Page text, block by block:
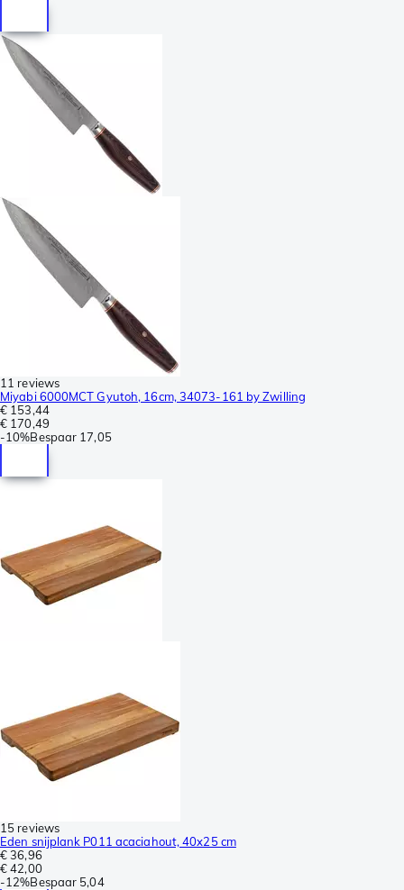
11 reviews
Miyabi 6000MCT Gyutoh, 16cm, 34073-161 by Zwilling
€ 153,44
€ 170,49
-10%Bespaar 17,05
15 reviews
Eden snijplank P011 acaciahout, 40x25 cm
€ 36,96
€ 42,00
-12%Bespaar 5,04